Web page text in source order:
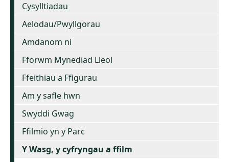
Cysylltiadau
Aelodau/Pwyllgorau
Amdanom ni
Fforwm Mynediad Lleol
Ffeithiau a Ffigurau
Am y safle hwn
Swyddi Gwag
Ffilmio yn y Parc
Y Wasg, y cyfryngau a ffilm